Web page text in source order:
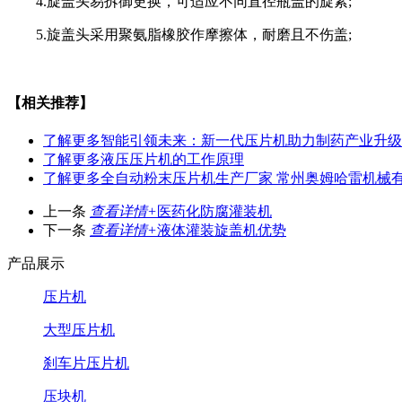
5.旋盖头采用聚氨脂橡胶作摩擦体，耐磨且不伤盖;
【相关推荐】
了解更多智能引领未来：新一代压片机助力制药产业升级
了解更多液压压片机的工作原理
了解更多全自动粉末压片机生产厂家 常州奥姆哈雷机械
上一条 查看详情+医药化防腐灌装机
下一条 查看详情+液体灌装旋盖机优势
产品展示
压片机
大型压片机
刹车片压片机
压块机